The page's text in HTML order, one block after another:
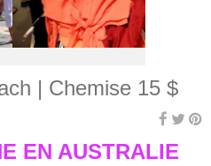
| Chemise 15 $
EN AUSTRALIE